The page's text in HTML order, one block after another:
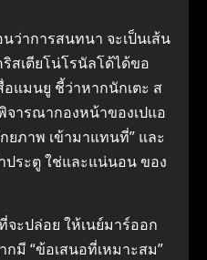
ว่าการสนทนา จะเป็นเส้น
สเตียโน่โรนัลโด้ได้ขอ
แมนยู ชี้ว่าหากนักเตะ ส
จารณากองหน้าของเปแอ
ยภาพ เข้ามาแทนที่” และ
ประตู ใช่และแน่นอน ของ
จะปล่อย ให้เนย์มาร์ออก
มี “ข้อเสนอที่เหมาะสม”